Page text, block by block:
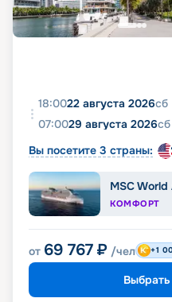
18:0022 августа 2026сб
07:0029 августа 2026сб
Вы посетите 3 страны:
MSC World
КОМФОРТ
от 69 767 ₽ /чел +1